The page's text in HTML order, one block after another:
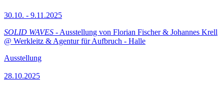
30.10. - 9.11.2025
SOLID WAVES - Ausstellung von Florian Fischer & Johannes Krell
@ Werkleitz & Agentur für Aufbruch - Halle
Ausstellung
28.10.2025